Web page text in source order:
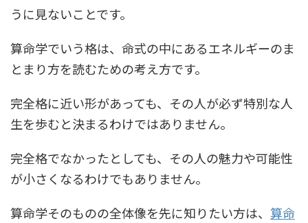
うに見ないことです。
算命学でいう格は、命式の中にあるエネルギーのま
とまり方を読むための考え方です。
完全格に近い形があっても、その人が必ず特別な人
生を歩むと決まるわけではありません。
完全格でなかったとしても、その人の魅力や可能性
が小さくなるわけでもありません。
算命学そのものの全体像を先に知りたい方は、 算命